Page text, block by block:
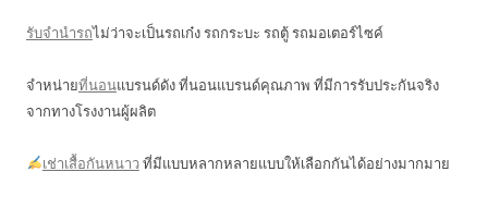
รับจำนำรถไม่ว่าจะเป็นรถเก๋ง รถกระบะ รถตู้ รถมอเตอร์ไซค์
จำหน่ายที่นอนแบรนด์ดัง ที่นอนแบรนด์คุณภาพ ที่มีการรับประกันจริง
จากทางโรงงานผู้ผลิต
เช่าเสื้อกันหนาวที่มีแบบหลากหลายแบบให้เลือกกันได้อย่างมากมาย